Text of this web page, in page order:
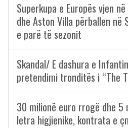
Superkupa e Europës vjen në
dhe Aston Villa përballen
e parë të sezonit
Skandal/ E dashura e
pretendimi tronditës i “The
30 milionë euro rrogë dhe 5
letra higjienike, kontrata e